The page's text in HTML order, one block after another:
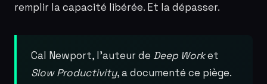
remplir la capacité libérée. Et la dépasser.
Cal Newport, l’auteur de Deep Worket
Slow Productivity, a documenté ce piège.